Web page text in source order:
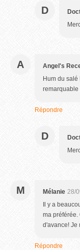
D
A Angel's
Hum du
remarquable
Répondre
D
M Mélanie 28/
Il y a
ma préférée.
d'avance! Je
Répondre